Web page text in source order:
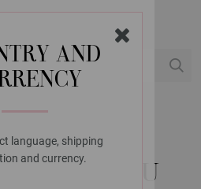
AND
language, shipping
and currency.
STUDIO
AU